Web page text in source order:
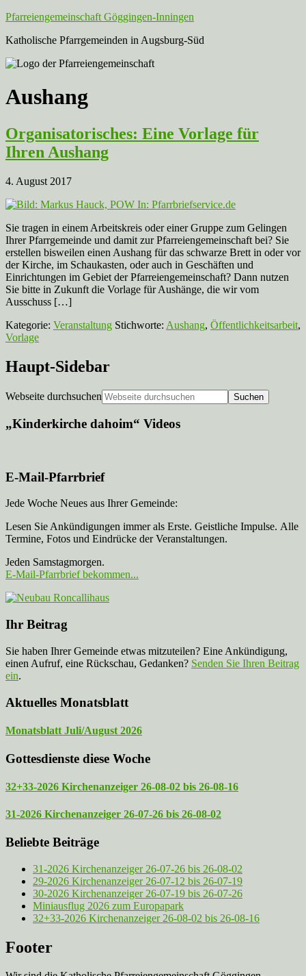
Pfarreiengemeinschaft Göggingen-Inningen
Katholische Pfarrgemeinden in Augsburg-Süd
Aushang
Organisatorisches: Eine Vorlage für
Ihren Aushang
4. August 2017
Sie tragen in einem Arbeitskreis oder einer Gruppe zum Gelingen
Ihrer Pfarrgemeinde und damit zur Pfarreiengemeinschaft bei? Sie
erstellen bisweilen einen Aushang für das schwarze Brett in oder vor
der Kirche, im Schaukasten, oder auch in Geschäften und
Einrichtungen im Gebiet der Pfarreiengemeinschaft? Dann nutzen
Sie bitte in Zukunft die Vorlage für Aushänge, die wir vom
Ausschuss […]
Kategorie: Veranstaltung Stichworte: Aushang, Öffentlichkeitsarbeit,
Vorlage
Haupt-Sidebar
Webseite durchsuchen
„Kinderkirche dahoim“ Videos
E-Mail-Pfarrbrief
Jede Woche Neues aus Ihrer Gemeinde:
Lesen Sie Ankündigungen immer als Erste. Geistliche Impulse. Alle
Termine, Fotos und Eindrücke der Veranstaltungen.
Jeden Samstagmorgen.
E-Mail-Pfarrbrief bekommen...
Ihr Beitrag
Sie haben Ihrer Gemeinde etwas mitzuteilen? Eine Ankündigung,
einen Aufruf, eine Rückschau, Gedanken? Senden Sie Ihren Beitrag
ein.
Aktuelles Monatsblatt
Monatsblatt Juli/August 2026
Gottesdienste diese Woche
32+33-2026 Kirchenanzeiger 26-08-02 bis 26-08-16
31-2026 Kirchenanzeiger 26-07-26 bis 26-08-02
Beliebte Beiträge
31-2026 Kirchenanzeiger 26-07-26 bis 26-08-02
29-2026 Kirchenanzeiger 26-07-12 bis 26-07-19
30-2026 Kirchenanzeiger 26-07-19 bis 26-07-26
Miniausflug 2026 zum Europapark
32+33-2026 Kirchenanzeiger 26-08-02 bis 26-08-16
Footer